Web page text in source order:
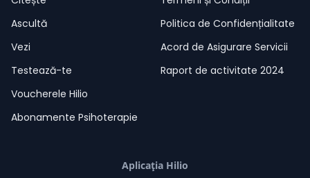
Ascultă
Vezi
Testează-te
Voucherele Hilio
Abonamente Psihoterapie
Politica de Confidențialitate
Acord de Asigurare Servicii
Raport de activitate 2024
Aplicația Hilio